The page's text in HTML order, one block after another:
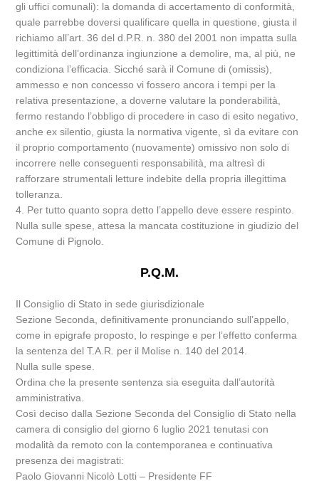
gli uffici comunali): la domanda di accertamento di conformità,
quale parrebbe doversi qualificare quella in questione, giusta il
richiamo all’art. 36 del d.P.R. n. 380 del 2001 non impatta sulla
legittimità dell’ordinanza ingiunzione a demolire, ma, al più, ne
condiziona l’efficacia. Sicché sarà il Comune di (omissis),
ammesso e non concesso vi fossero ancora i tempi per la
relativa presentazione, a doverne valutare la ponderabilità,
fermo restando l’obbligo di procedere in caso di esito negativo,
anche ex silentio, giusta la normativa vigente, sì da evitare con
il proprio comportamento (nuovamente) omissivo non solo di
incorrere nelle conseguenti responsabilità, ma altresì di
rafforzare strumentali letture indebite della propria illegittima
tolleranza.
4. Per tutto quanto sopra detto l’appello deve essere respinto.
Nulla sulle spese, attesa la mancata costituzione in giudizio del
Comune di Pignolo.
P.Q.M.
Il Consiglio di Stato in sede giurisdizionale
Sezione Seconda, definitivamente pronunciando sull’appello,
come in epigrafe proposto, lo respinge e per l’effetto conferma
la sentenza del T.A.R. per il Molise n. 140 del 2014.
Nulla sulle spese.
Ordina che la presente sentenza sia eseguita dall’autorità
amministrativa.
Così deciso dalla Sezione Seconda del Consiglio di Stato nella
camera di consiglio del giorno 6 luglio 2021 tenutasi con
modalità da remoto con la contemporanea e continuativa
presenza dei magistrati:
Paolo Giovanni Nicolò Lotti – Presidente FF